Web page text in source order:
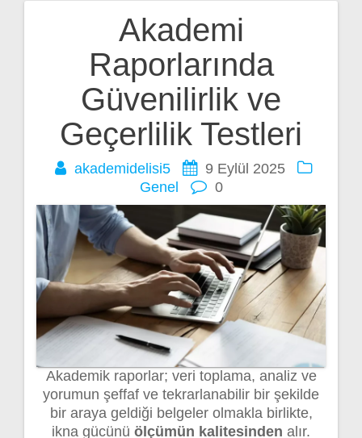
Akademi
Raporlarında
Güvenilirlik ve
Geçerlilik Testleri
akademidelisi5
9 Eylül 2025
Genel
0
Akademik raporlar; veri toplama, analiz ve
yorumun şeffaf ve tekrarlanabilir bir şekilde
bir araya geldiği belgeler olmakla birlikte,
ikna gücünü ölçümün kalitesinden alır.
gezinmesi